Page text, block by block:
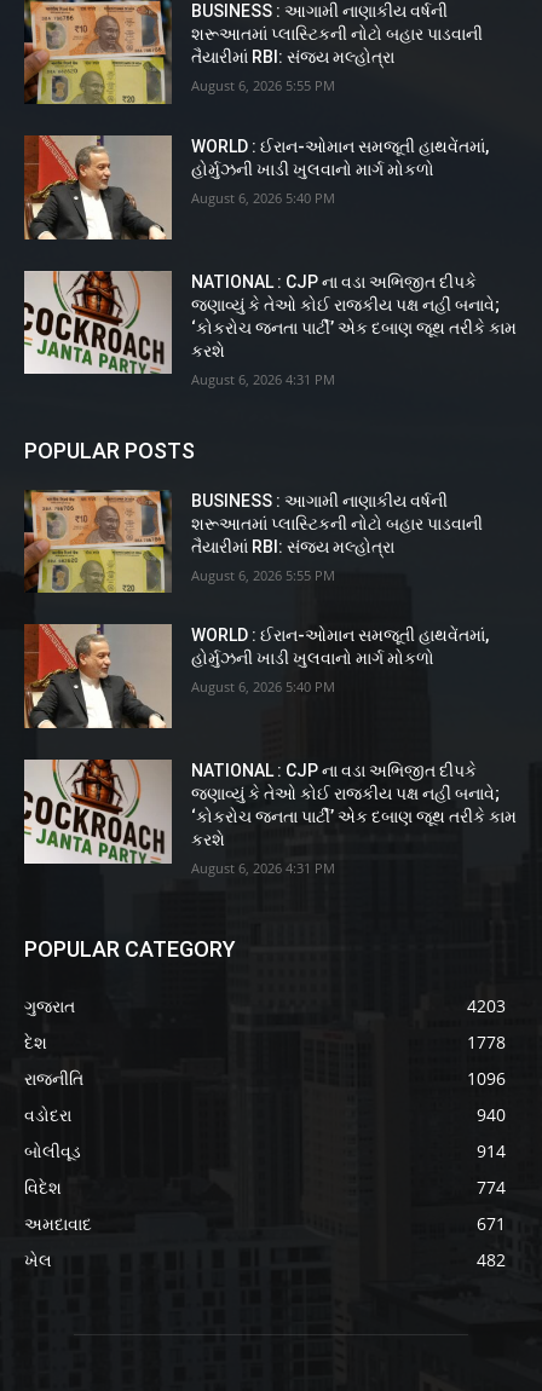
BUSINESS : આગામી નાણાકીય વર્ષની
શરૂઆતમાં પ્લાસ્ટિકની નોટો બહાર પાડવાની
તૈયારીમાં RBI: સંજય મલ્હોત્રા
August 6, 2026 5:55 PM
WORLD : ઈરાન-ઓમાન સમજૂતી હાથવેંતમાં,
હોર્મુઝની ખાડી ખુલવાનો માર્ગ મોકળો
August 6, 2026 5:40 PM
NATIONAL : CJP ના વડા અભિજીત દીપકે
જણાવ્યું કે તેઓ કોઈ રાજકીય પક્ષ નહીં બનાવે;
‘કોકરોચ જનતા પાર્ટી’ એક દબાણ જૂથ તરીકે કામ
કરશે
August 6, 2026 4:31 PM
POPULAR POSTS
BUSINESS : આગામી નાણાકીય વર્ષની
શરૂઆતમાં પ્લાસ્ટિકની નોટો બહાર પાડવાની
તૈયારીમાં RBI: સંજય મલ્હોત્રા
August 6, 2026 5:55 PM
WORLD : ઈરાન-ઓમાન સમજૂતી હાથવેંતમાં,
હોર્મુઝની ખાડી ખુલવાનો માર્ગ મોકળો
August 6, 2026 5:40 PM
NATIONAL : CJP ના વડા અભિજીત દીપકે
જણાવ્યું કે તેઓ કોઈ રાજકીય પક્ષ નહીં બનાવે;
‘કોકરોચ જનતા પાર્ટી’ એક દબાણ જૂથ તરીકે કામ
કરશે
August 6, 2026 4:31 PM
POPULAR CATEGORY
ગુજરાત
4203
દેશ
1778
રાજનીતિ
1096
વડોદરા
940
બોલીવૂડ
914
વિદેશ
774
અમદાવાદ
671
ખેલ
482